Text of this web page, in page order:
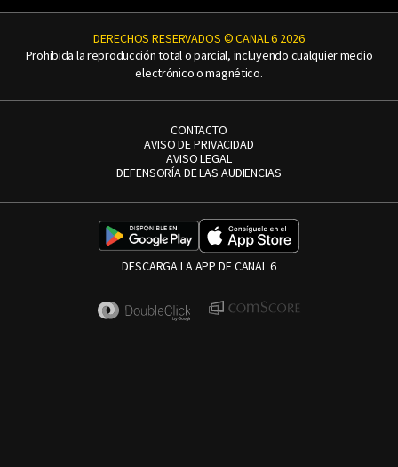
DERECHOS RESERVADOS © CANAL 6 2026
Prohibida la reproducción total o parcial, incluyendo cualquier medio
electrónico o magnético.
CONTACTO
AVISO DE PRIVACIDAD
AVISO LEGAL
DEFENSORÍA DE LAS AUDIENCIAS
DESCARGA LA APP DE CANAL 6